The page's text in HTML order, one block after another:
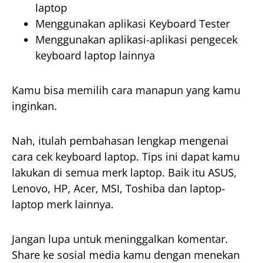
laptop
Menggunakan aplikasi Keyboard Tester
Menggunakan aplikasi-aplikasi pengecek
keyboard laptop lainnya
Kamu bisa memilih cara manapun yang kamu
inginkan.
Nah, itulah pembahasan lengkap mengenai
cara cek keyboard laptop. Tips ini dapat kamu
lakukan di semua merk laptop. Baik itu ASUS,
Lenovo, HP, Acer, MSI, Toshiba dan laptop-
laptop merk lainnya.
Jangan lupa untuk meninggalkan komentar.
Share ke sosial media kamu dengan menekan